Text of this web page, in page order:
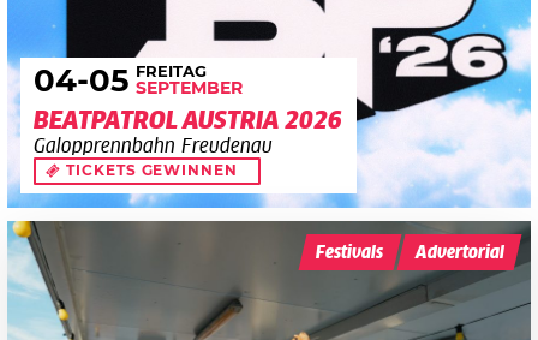
04-05 FREITAG
SEPTEMBER
BEATPATROL AUSTRIA 2026
Galopprennbahn Freudenau
TICKETS GEWINNEN
Festivals Advertorial